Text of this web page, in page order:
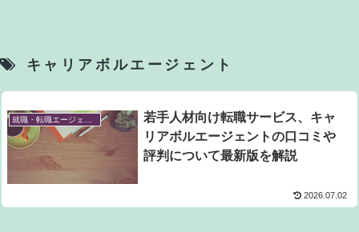
キャリアボルエージェント
若手人材向け転職サービス、キャ
リアボルエージェントの口コミや
評判について最新版を解説
2026.07.02